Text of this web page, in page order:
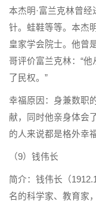
本杰明·富兰克林曾
针。蛙鞋等等。本杰
皇家学会院士。他曾
哥评价富兰克林：“
了民权。”
幸福原因：身兼数职
献，同时他亲身体会
的人来说都是格外幸
（9）钱伟长
简介：钱伟长（
名的科学家、教育家